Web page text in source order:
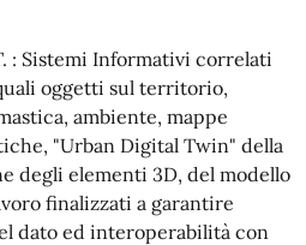
: Sistemi Informativi correlati
oggetti sul territorio,
ambiente, mappe
"Urban Digital Twin" della
degli elementi 3D, del modello
finalizzati a garantire
dato ed interoperabilità con